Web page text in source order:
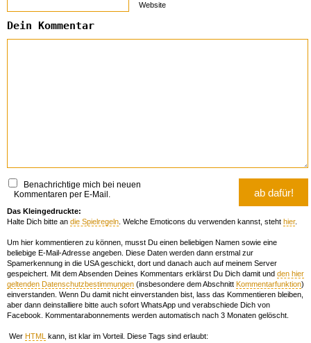
Website
Dein Kommentar
Benachrichtige mich bei neuen
Kommentaren per E-Mail.
Das Kleingedruckte:
Halte Dich bitte an die Spielregeln . Welche Emoticons du verwenden kannst, steht hier.
Um hier kommentieren zu können, musst Du einen beliebigen Namen sowie eine
beliebige E-Mail-Adresse angeben. Diese Daten werden dann erstmal zur
Spamerkennung in die USA geschickt, dort und danach auch auf meinem Server
gespeichert. Mit dem Absenden Deines Kommentars erklärst Du Dich damit und den hier
geltenden Datenschutzbestimmungen (insbesondere dem Abschnitt Kommentarfunktion)
einverstanden. Wenn Du damit nicht einverstanden bist, lass das Kommentieren bleiben,
aber dann deinstalliere bitte auch sofort WhatsApp und verabschiede Dich von
Facebook. Kommentarabonnements werden automatisch nach 3 Monaten gelöscht.
Wer HTML kann, ist klar im Vorteil. Diese Tags sind erlaubt: